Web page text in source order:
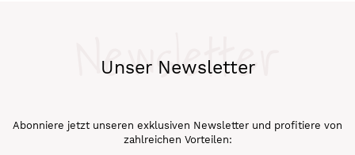
Unser Newsletter
Newsletter
Abonniere jetzt unseren exklusiven Newsletter und profitiere von
zahlreichen Vorteilen: